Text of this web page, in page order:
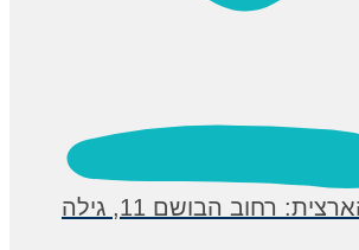
ההנהלה הארצית: רחוב הבושם 11, גילה